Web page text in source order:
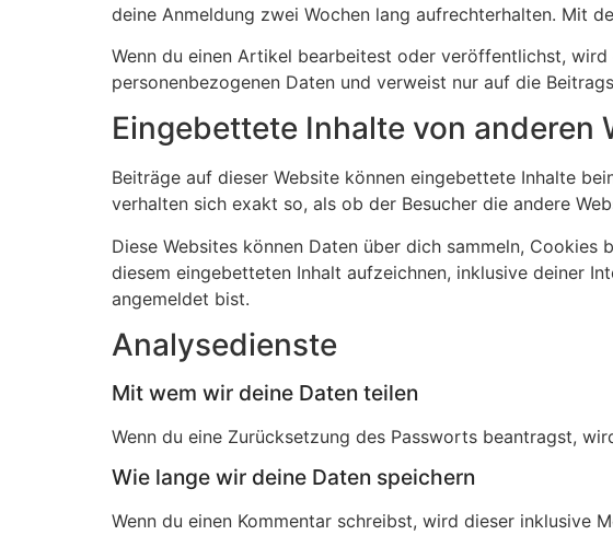
deine Anmeldung zwei Wochen lang aufrechterhalten. Mit
Wenn du einen Artikel bearbeitest oder veröffentlichst,
personenbezogenen Daten und verweist nur auf die
Eingebettete Inhalte von anderen
Beiträge auf dieser Website können eingebettete Inhalte
verhalten sich exakt so, als ob der Besucher die andere
Diese Websites können Daten über dich sammeln,
diesem eingebetteten Inhalt aufzeichnen, inklusive deiner
angemeldet bist.
Analysedienste
Mit wem wir deine Daten teilen
Wenn du eine Zurücksetzung des Passworts beantragst,
Wie lange wir deine Daten speichern
Wenn du einen Kommentar schreibst, wird dieser inklusive